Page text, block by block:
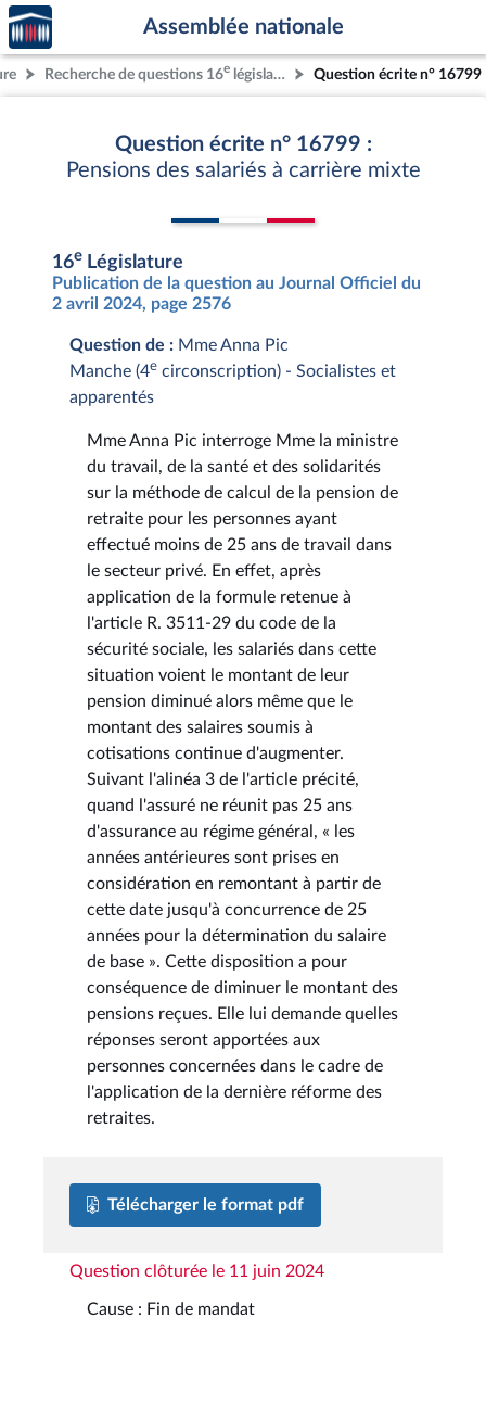
Aller au contenu
Aller en bas de la page
Accèder
à la
page
d'accueil
Assemblée nationale
Recherche de questions 16e législature Question écrite n° 16799
Question écrite n° 16799 :
Pensions des salariés à carrière mixte
16e Législature
Publication de la question au Journal Officiel du
2 avril 2024, page 2576
Question de : Mme Anna Pic
Manche (4e circonscription) - Socialistes et
apparentés
Mme Anna Pic interroge Mme la ministre
du travail, de la santé et des solidarités
sur la méthode de calcul de la pension de
retraite pour les personnes ayant
effectué moins de 25 ans de travail dans
le secteur privé. En effet, après
application de la formule retenue à
l'article R. 3511-29 du code de la
sécurité sociale, les salariés dans cette
situation voient le montant de leur
pension diminué alors même que le
montant des salaires soumis à
cotisations continue d'augmenter.
Suivant l'alinéa 3 de l'article précité,
quand l'assuré ne réunit pas 25 ans
d'assurance au régime général, « les
années antérieures sont prises en
considération en remontant à partir de
cette date jusqu'à concurrence de 25
années pour la détermination du salaire
de base ». Cette disposition a pour
conséquence de diminuer le montant des
pensions reçues. Elle lui demande quelles
réponses seront apportées aux
personnes concernées dans le cadre de
l'application de la dernière réforme des
retraites.
Télécharger le format pdf
Question clôturée le 11 juin 2024
Cause : Fin de mandat